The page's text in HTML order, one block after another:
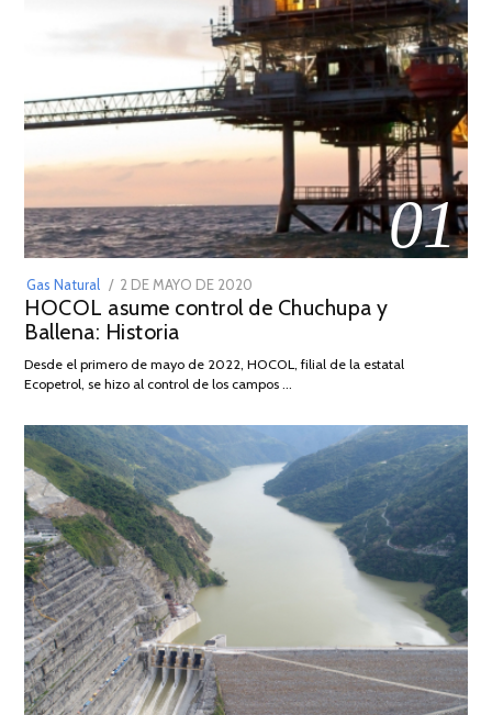
01
Gas Natural
POSTED
ON
2 DE MAYO DE 2020
DE
2026
HOCOL asume control de Chuchupa y
Ballena: Historia
Desde el primero de mayo de 2022, HOCOL, filial de la estatal
Ecopetrol, se hizo al control de los campos …